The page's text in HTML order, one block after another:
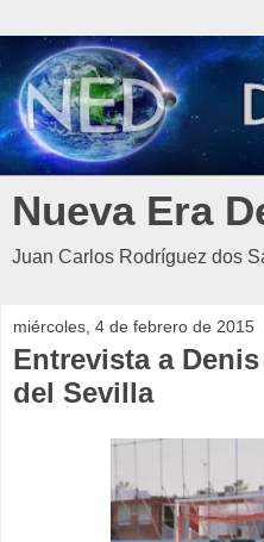
Nueva Era
Juan Carlos Rodríguez dos
miércoles, 4 de febrero de 2015
Entrevista a
del Sevilla